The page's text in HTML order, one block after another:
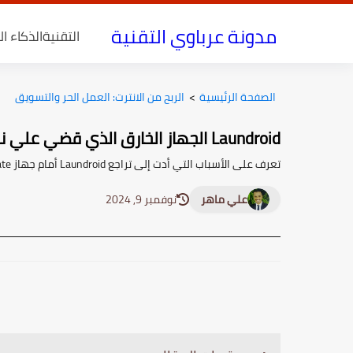
مدونة عرباوي التقنية التقنية
الصفحة الرئيسية > الربح من الانترت: العمل الحر والتسويق
Laundroid الجهاز الخارق الذي قضي علي نفسه بالتكلفة
تعرف على الأسباب التي أدت إلى تراجع Laundroid أمام جهاز FoldiMate، وكيف كانت القرارات الإدارية لها تأثير كبير على مستقبل الشركة.
علي ماهر
نوفمبر 9, 2024